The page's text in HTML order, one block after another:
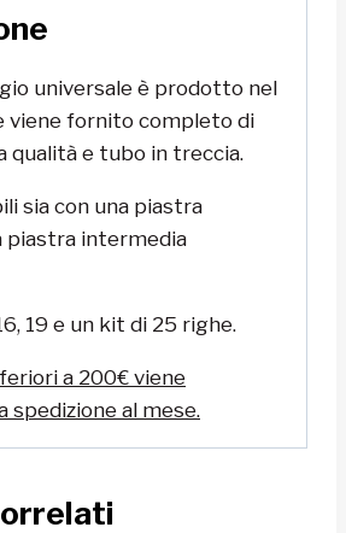
universale è prodotto nel
viene fornito completo di
qualità e tubo in treccia.
sia con una piastra
piastra intermedia
19 e un kit di 25 righe.
a 200€ viene
al mese.